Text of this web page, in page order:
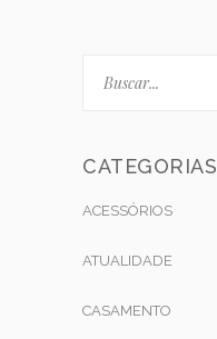
CATEGORIAS
ACESSÓRIOS
ATUALIDADE
CASAMENTO